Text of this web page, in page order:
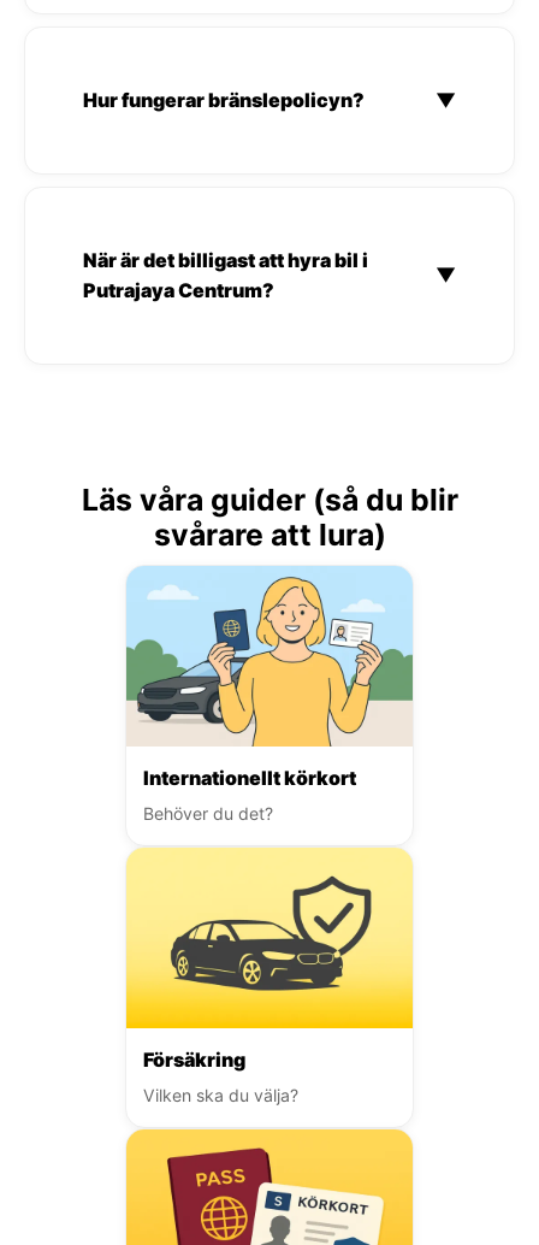
Hur fungerar bränslepolicyn? ▼
När är det billigast att hyra bil i
Putrajaya Centrum?
▼
Läs våra guider (så du blir
svårare att lura)
Internationellt körkort
Behöver du det?
Försäkring
Vilken ska du välja?